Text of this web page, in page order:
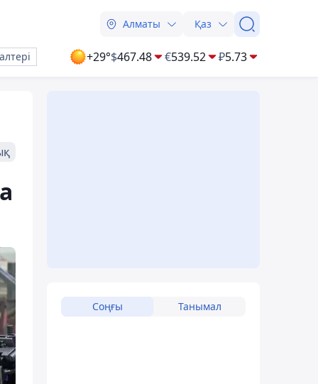
Алматы Қаз
+29°$467.48 €539.52 ₽5.73
Соңғы Танымал